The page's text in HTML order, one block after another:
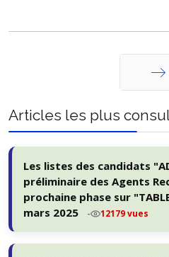
Articles les plus
Les listes des candidats
préliminaire des Agents
prochaine phase sur
mars 2025
- 12179 vues